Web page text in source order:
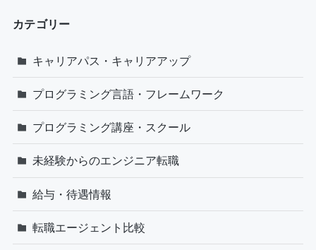
カテゴリー
キャリアパス・キャリアアップ
プログラミング言語・フレームワーク
プログラミング講座・スクール
未経験からのエンジニア転職
給与・待遇情報
転職エージェント比較